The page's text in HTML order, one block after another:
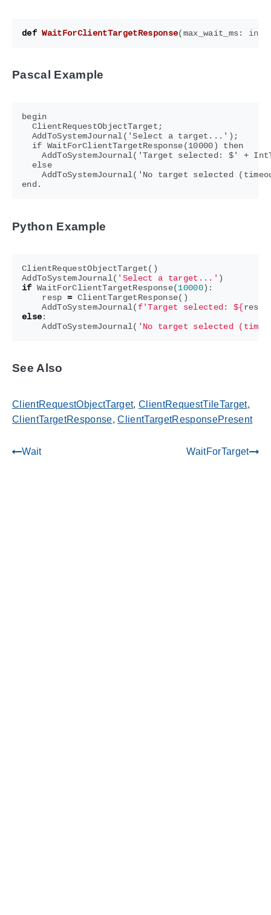
def WaitForClientTargetResponse(max_wait_ms: int
Pascal Example
begin
  ClientRequestObjectTarget;
  AddToSystemJournal('Select a target...');
  if WaitForClientTargetResponse(10000) then
AddToSystemJournal('Target selected: $' +
  else
AddToSystemJournal('No target selected
Python Example
ClientRequestObjectTarget()
AddToSystemJournal( 'Select a target...' )
if WaitForClientTargetResponse(10000):
resp = ClientTargetResponse()
AddToSystemJournal( f'Target selected: ${resp
else:
AddToSystemJournal( 'No target selected
See Also
ClientRequestObjectTarget, ClientRequestTileTarget,
ClientTargetResponse,ClientTargetResponsePresent
gdoc_arrow_left_altWait WaitForTargetgdoc_arrow_right_alt